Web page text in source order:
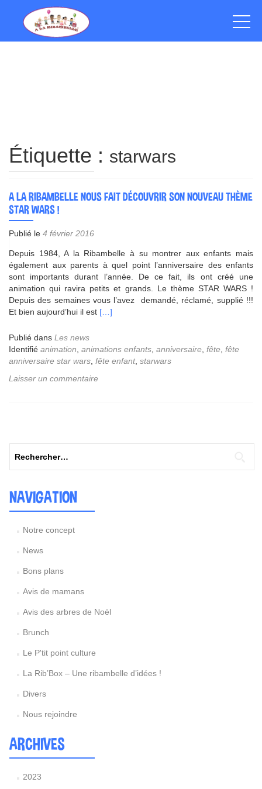
Étiquette : starwars
A LA RIBAMBELLE NOUS FAIT DÉCOUVRIR SON NOUVEAU THÈME
STAR WARS !
Publié le 4 février 2016
Depuis 1984, A la Ribambelle à su montrer aux enfants mais
également aux parents à quel point l’anniversaire des enfants
sont importants durant l’année. De ce fait, ils ont créé une
animation qui ravira petits et grands. Le thème STAR WARS !
Depuis des semaines vous l’avez demandé, réclamé, supplié !!!
Et bien aujourd’hui il est En
surA
LA
[…]
Publié dans Les news
Identifié animation, animations enfants, anniversaire, fête, fête
anniversaire star wars, fête enfant, starwars
Laisser un commentaire
NAVIGATION
Notre concept
News
Bons plans
Avis de mamans
Avis des arbres de Noël
Brunch
Le P'tit point culture
La Rib’Box – Une ribambelle d’idées !
Divers
Nous rejoindre
ARCHIVES
2023